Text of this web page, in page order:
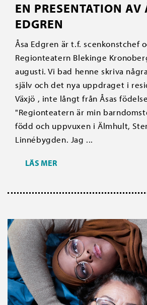
EN PRESENTATION AV
EDGREN
Åsa Edgren är t.f. scenkonstchef
Regionteatern Blekinge
augusti. Vi bad henne skriva
själv och det nya uppdraget i
Växjö , inte långt från Åsas
"Regionteatern är min
född och uppvuxen i Älmhult,
Linnébygden. Jag ...
LÄS MER